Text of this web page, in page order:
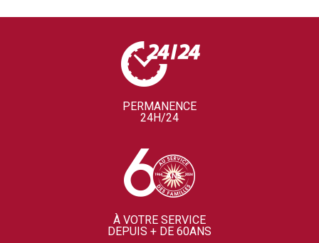
PERMANENCE
24H/24
À VOTRE SERVICE
DEPUIS + DE 60ANS